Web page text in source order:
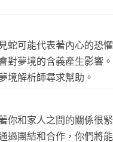
可能代表著內心的恐
對夢境的含義產生影響
境解析師尋求幫助。
你和家人之間的關係很
過團結和合作，你們將